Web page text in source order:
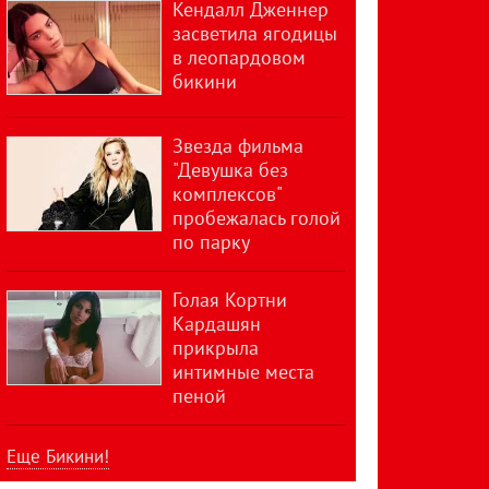
Кендалл Дженнер
засветила ягодицы
в леопардовом
бикини
Звезда фильма
"Девушка без
комплексов"
пробежалась голой
по парку
Голая Кортни
Кардашян
прикрыла
интимные места
пеной
Еще Бикини!